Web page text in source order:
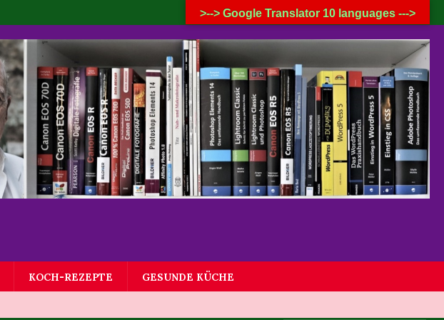
6. AUGUST 2026
KOCH-REZEPTE GESUNDE KÜCHE
>--> Google Translator 10 languages --->